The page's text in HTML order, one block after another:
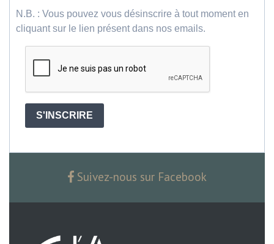
N.B. : Vous pouvez vous désinscrire à tout moment en
cliquant sur le lien présent dans nos emails.
S'INSCRIRE
Suivez-nous sur Facebook